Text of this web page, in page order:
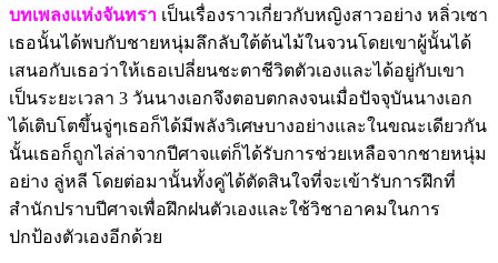
บทเพลงแห่งจันทรา เป็นเรื่องราวเกี่ยวกับหญิงสาวอย่าง หลิ่วเซา
เธอนั้นได้พบกับชายหนุ่มลึกลับใต้ต้นไม้ในจวนโดยเขาผู้นั้นได้
เสนอกับเธอว่าให้เธอเปลี่ยนชะตาชีวิตตัวเองและได้อยู่กับเขา
เป็นระยะเวลา 3 วันนางเอกจึงตอบตกลงจนเมื่อปัจจุบันนางเอก
ได้เติบโตขึ้นจู่ๆเธอก็ได้มีพลังวิเศษบางอย่างและในขณะเดียวกัน
นั้นเธอก็ถูกไล่ล่าจากปีศาจแต่ก็ได้รับการช่วยเหลือจากชายหนุ่ม
อย่าง ลู่หลี โดยต่อมานั้นทั้งคู่ได้ตัดสินใจที่จะเข้ารับการฝึกที่
สำนักปราบปีศาจเพื่อฝึกฝนตัวเองและใช้วิชาอาคมในการ
ปกป้องตัวเองอีกด้วย